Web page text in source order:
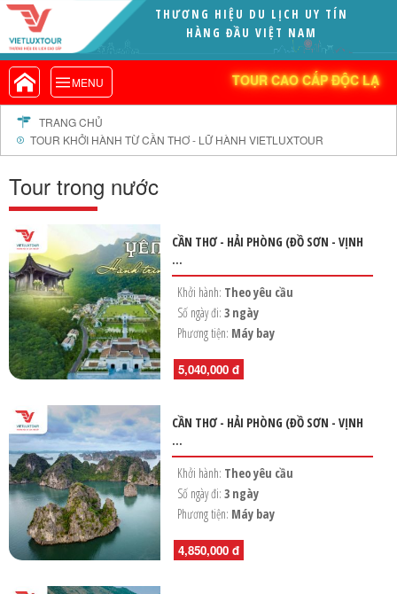
THƯƠNG HIỆU DU LỊCH UY TÍN
HÀNG ĐẦU VIỆT NAM
MENU TOUR CAO CẤP ĐỘC LẠ
VIETLUXTOUR.COM
TOUR CAO CẤP ĐỘC LẠ
TOUR TRONG NƯỚC
TOUR NƯỚC NGOÀI
TOUR KHỞI HÀNH TỪ HÀ NỘI
TOUR KHỞI HÀNH TỪ CẦN THƠ
TOUR COMBO
DỊCH VỤ
GIỚI THIỆU
HỒ SƠ NĂNG LỰC
PROFILE EN
HỘP THƯ GÓP Ý
PROFILE HƯỚNG DẪN VIÊN
TUYỂN DỤNG
LIÊN HỆ
TRANG CHỦ
TOUR KHỞI HÀNH TỪ CẦN THƠ - LỮ HÀNH VIETLUXTOUR
Tour trong nước
CẦN THƠ - HẢI PHÒNG (ĐỒ SƠN - VỊNH
...
Khởi hành: Theo yêu cầu
Số ngày đi:3 ngày
Phương tiện: Máy bay
5,040,000 đ
CẦN THƠ - HẢI PHÒNG (ĐỒ SƠN - VỊNH
...
Khởi hành: Theo yêu cầu
Số ngày đi:3 ngày
Phương tiện: Máy bay
4,850,000 đ